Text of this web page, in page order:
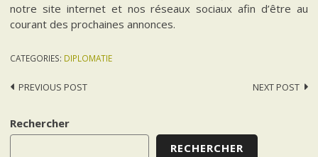
notre site internet et nos réseaux sociaux afin d’être au
courant des prochaines annonces.
CATEGORIES: DIPLOMATIE
Post
PREVIOUS POST NEXT POST
Rechercher
RECHERCHER